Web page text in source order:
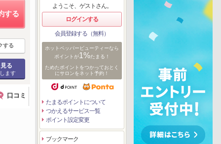
する
する
る
ます
口コミ
ようこそ、ゲストさん。
ログインする
会員登録する（無料）
ホットペッパービューティーなら
ポイントが1%たまる！
ためたポイントをつかっておとく
にサロンをネット予約！
たまるポイントについて
つかえるサービス一覧
ポイント設定変更
ブックマーク